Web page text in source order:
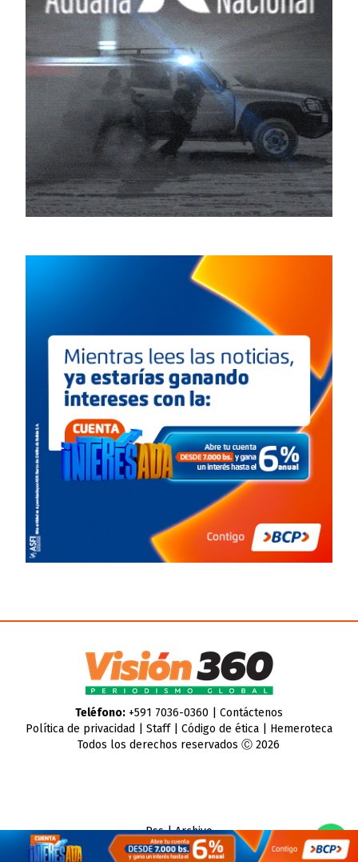
Teléfono:+591 7036-0360 | Contáctenos
Política de privacidad
Staff| Código de ética| Hemeroteca
Todos los derechos reservados Ⓒ 2026
Rss|Archivo
CMS para mediosbyTroop